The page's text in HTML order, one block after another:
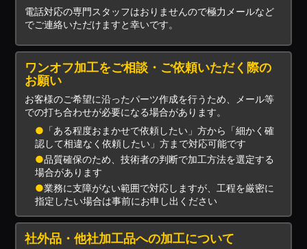
電話対応の専門スタッフはおりませんので極力メールなど
でご連絡いただけますと幸いです。
ワンオフ加工をご相談・ご依頼いただく際の
お願い
お客様のご希望に沿ったパーツ作成を行うため、メール等
での打ち合わせが必要になる場合があります。
● 「ある程度おまかせで依頼したい」方から「細かく確
認して相違なく依頼したい」方まで対応可能です
●品質確保のため、技術者の判断で加工方法を選定する
場合があります
●業務に支障がない範囲で対応しますが、工程を厳密に
指定したい場合は事前にお申し出ください
社外品・他社加工品への加工について